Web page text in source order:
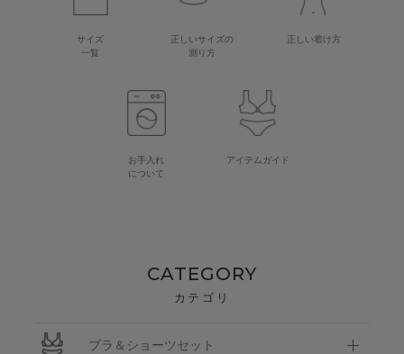
サイズ
一覧
正しいサイズの
測り方
正しい着け方
お手入れ
について
アイテムガイド
CATEGORY
カテゴリ
ブラ＆ショーツセット